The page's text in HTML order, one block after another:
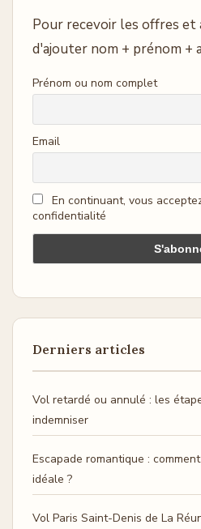
Pour recevoir les offres
d'ajouter nom + prénom +
Prénom ou nom complet
Email
En continuant, vous
confidentialité
Derniers articles
Vol retardé ou annulé : les
indemniser
Escapade romantique :
idéale ?
Vol Paris Saint-Denis de La